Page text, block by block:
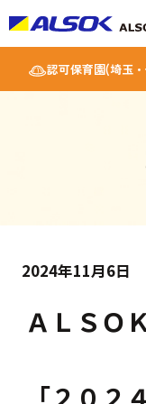
認可保育園(埼玉
2024年11月6日
ＡＬＳＯ